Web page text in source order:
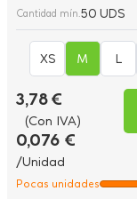
Cantidad mín.50 UDS
XS M L
3,78 €
(Con IVA)
0,076 €
/Unidad
Pocas unidades